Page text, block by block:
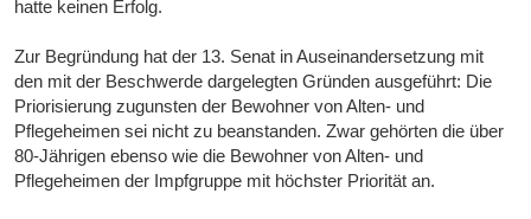
hatte keinen Erfolg.
Zur Begründung hat der 13. Senat in Auseinandersetzung mit
den mit der Beschwer­de dargelegten Gründen ausgeführt: Die
Priorisierung zugunsten der Bewohner von Alten- und
Pflegeheimen sei nicht zu beanstanden. Zwar gehörten die über
80-Jährigen ebenso wie die Bewohner von Alten- und
Pflegeheimen der Impfgruppe mit höchster Priorität an.